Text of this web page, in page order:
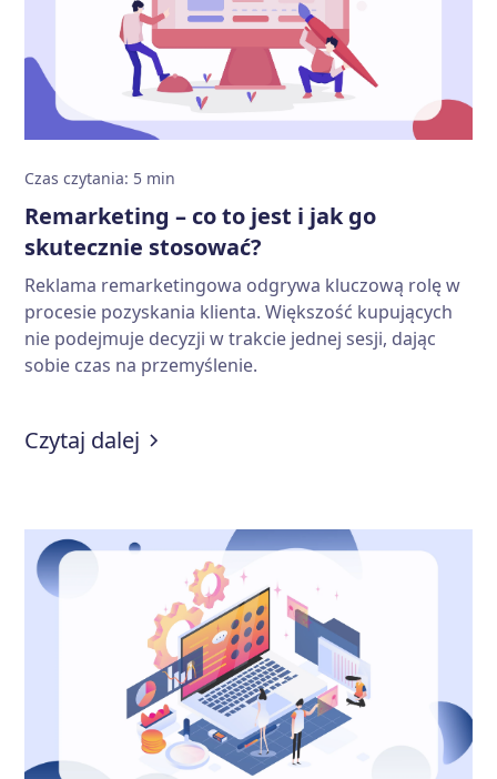
Czas czytania: 5 min
Remarketing – co to jest i jak go
skutecznie stosować?
Reklama remarketingowa odgrywa kluczową rolę w
procesie pozyskania klienta. Większość kupujących
nie podejmuje decyzji w trakcie jednej sesji, dając
sobie czas na przemyślenie.
Czytaj dalej :Remarketing – co to jest i jak go